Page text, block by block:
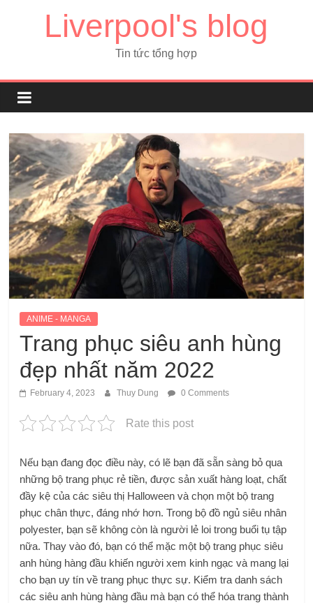
Liverpool's blog
Tin tức tổng hợp
ANIME - MANGA
Trang phục siêu anh hùng
đẹp nhất năm 2022
February 4, 2023 Thuy Dung 0 Comments
Rate this post
Nếu bạn đang đọc điều này, có lẽ bạn đã sẵn sàng bỏ qua
những bộ trang phục rẻ tiền, được sản xuất hàng loạt, chất
đầy kệ của các siêu thị Halloween và chọn một bộ trang
phục chân thực, đáng nhớ hơn. Trong bộ đồ ngủ siêu nhân
polyester, bạn sẽ không còn là người lẻ loi trong buổi tụ tập
nữa. Thay vào đó, bạn có thể mặc một bộ trang phục siêu
anh hùng hàng đầu khiến người xem kinh ngạc và mang lại
cho bạn uy tín về trang phục thực sự. Kiểm tra danh sách
các siêu anh hùng hàng đầu mà bạn có thể hóa trang thành